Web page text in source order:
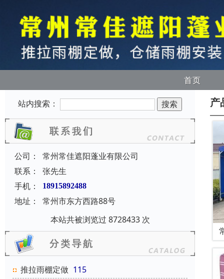
首页
站内搜索：
公司：
常州常佳遮阳蓬业有限公司
联系：
张先生
手机：
18915892488
地址：
常州市东方西路88号
本站共被浏览过 8728433 次
推拉雨棚定做 115
产